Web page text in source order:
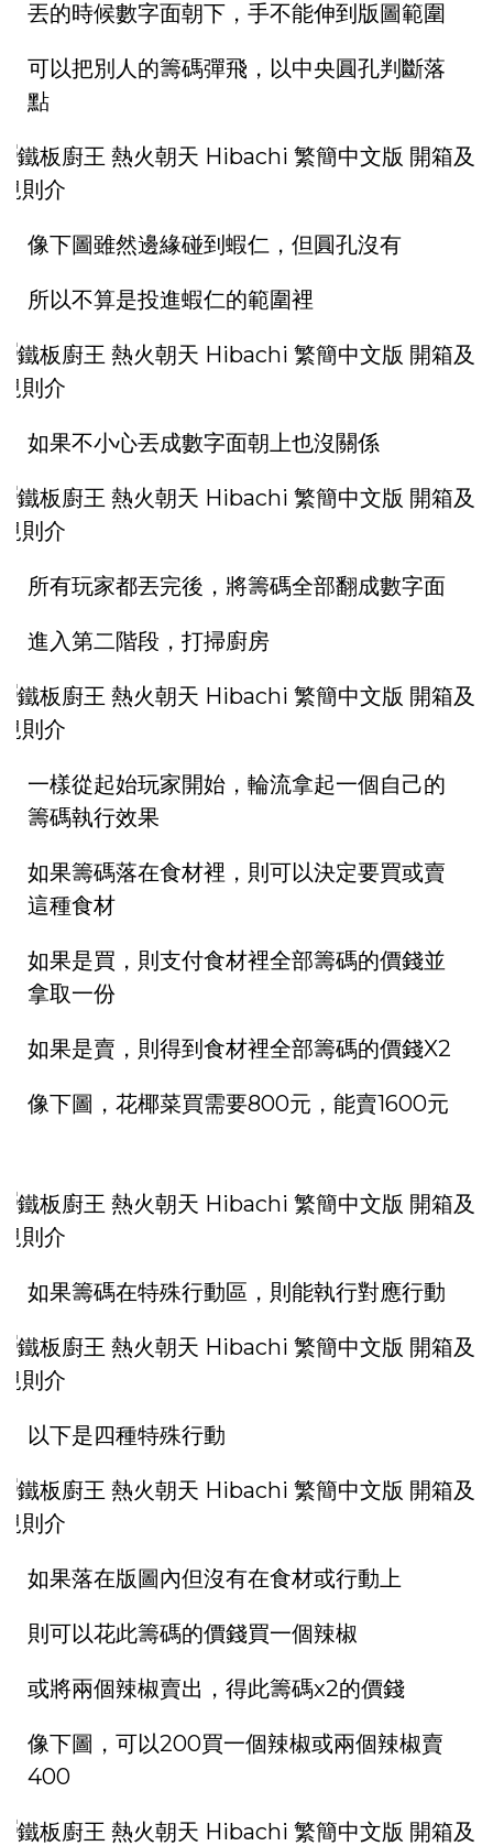
丟的時候數字面朝下，手不能伸到版圖範圍
可以把別人的籌碼彈飛，以中央圓孔判斷落
點
像下圖雖然邊緣碰到蝦仁，但圓孔沒有
所以不算是投進蝦仁的範圍裡
如果不小心丟成數字面朝上也沒關係
所有玩家都丟完後，將籌碼全部翻成數字面
進入第二階段，打掃廚房
一樣從起始玩家開始，輪流拿起一個自己的
籌碼執行效果
如果籌碼落在食材裡，則可以決定要買或賣
這種食材
如果是買，則支付食材裡全部籌碼的價錢並
拿取一份
如果是賣，則得到食材裡全部籌碼的價錢X2
像下圖，花椰菜買需要800元，能賣1600元
如果籌碼在特殊行動區，則能執行對應行動
以下是四種特殊行動
如果落在版圖內但沒有在食材或行動上
則可以花此籌碼的價錢買一個辣椒
或將兩個辣椒賣出，得此籌碼x2的價錢
像下圖，可以200買一個辣椒或兩個辣椒賣
400